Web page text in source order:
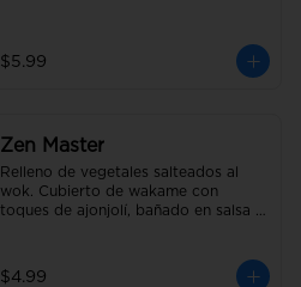
$5.99
Zen Master
Relleno de vegetales salteados al
wok. Cubierto de wakame con
toques de ajonjolí, bañado en salsa
$4.99